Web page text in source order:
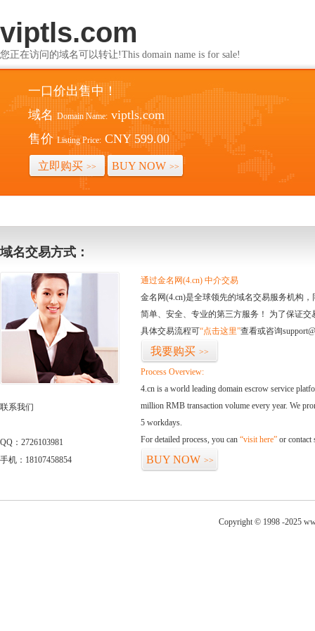
viptls.com
您正在访问的域名可以转让!This domain name is for sale!
一口价出售中！
域名 Domain Name: viptls.com
售价 Listing Price: CNY 599.00
立即购买 >> BUY NOW >>
域名交易方式：
联系我们
QQ：2726103981
手机：18107458854
通过金名网(4.cn) 中介交易
金名网(4.cn)是全球领先的域名交易服务机构
简单、安全、专业的第三方服务！ 为了保证
具体交易流程可“点击这里”查看或咨询
我要购买 >>
Process Overview:
4.cn is a world leading domain escrow service
million RMB transaction volume every year. We
5 workdays.
For detailed process, you can “visit here” or contact
BUY NOW >>
Copyright © 1998 -2025